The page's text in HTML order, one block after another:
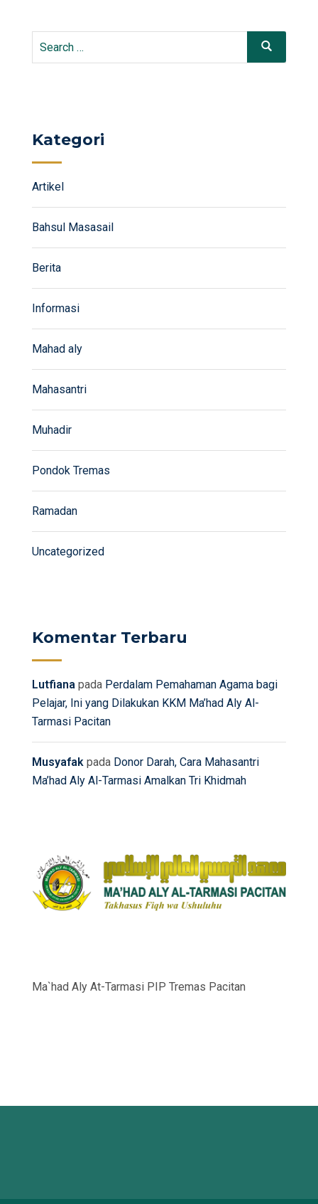
Search
Search
Kategori
Artikel
Bahsul Masasail
Berita
Informasi
Mahad aly
Mahasantri
Muhadir
Pondok Tremas
Ramadan
Uncategorized
Komentar Terbaru
Lutfiana pada Perdalam Pemahaman Agama bagi
Pelajar, Ini yang Dilakukan KKM Ma’had Aly Al-
Tarmasi Pacitan
Musyafak pada Donor Darah, Cara Mahasantri
Ma’had Aly Al-Tarmasi Amalkan Tri Khidmah
Ma`had Aly At-Tarmasi PIP Tremas Pacitan